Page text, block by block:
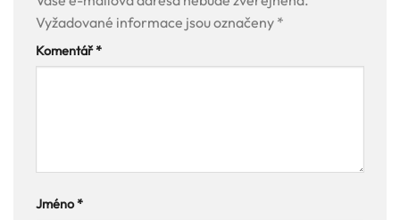
Vyžadované informace jsou označeny *
Komentář*
Jméno*